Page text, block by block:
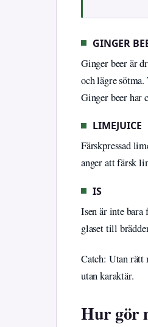
GINGER
Ginger beer är
och lägre
Ginger beer har
LIMEJUICE
Färskpressad
anger att färsk
IS
Isen är inte
glaset till
Catch: Utan rätt
utan karaktär.
Hur gör